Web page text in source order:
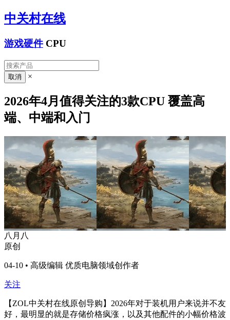
中关村在线
游戏硬件 CPU
×
2026年4月值得关注的3款CPU 覆盖高
端、中端和入门
八月八
原创
04-10 • 高级编辑 优质电脑领域创作者
关注
【ZOL中关村在线原创导购】2026年对于装机用户来说并不友
好，最明显的就是存储价格疯涨，以及其他配件的小幅价格波